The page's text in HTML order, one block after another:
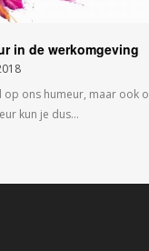
in de werkomgeving
op ons humeur, maar ook
kun je dus…